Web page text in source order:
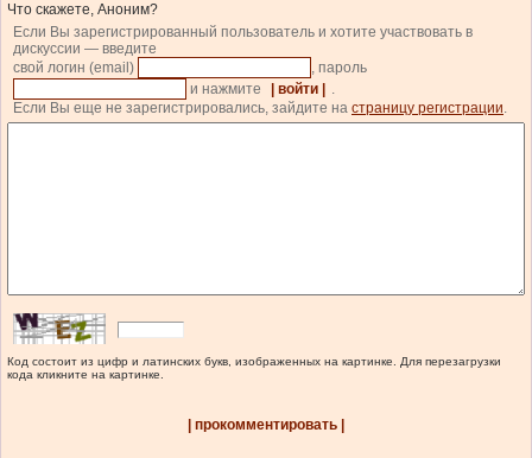
Что скажете, Аноним?
Если Вы зарегистрированный пользователь и хотите участвовать в
дискуссии — введите
свой логин (email)
, пароль
и нажмите
| войти |
.
Если Вы еще не зарегистрировались, зайдите на страницу регистрации.
Код состоит из цифр и латинских букв, изображенных на картинке. Для перезагрузки
кода кликните на картинке.
| прокомментировать |